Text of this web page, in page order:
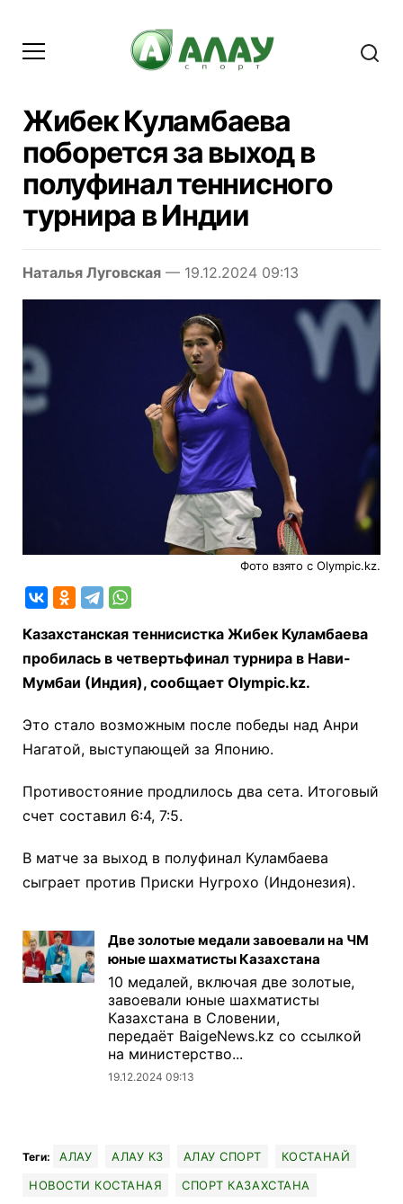
Жибек Куламбаева
поборется за выход в
полуфинал теннисного
турнира в Индии
Наталья Луговская — 19.12.2024 09:13
Фото взято с Olympic.kz.
Казахстанская теннисистка Жибек Куламбаева
пробилась в четвертьфинал турнира в Нави-
Мумбаи (Индия), сообщает Olympic.kz.
Это стало возможным после победы над Анри
Нагатой, выступающей за Японию.
Противостояние продлилось два сета. Итоговый
счет составил 6:4, 7:5.
В матче за выход в полуфинал Куламбаева
сыграет против Приски Нугрохо (Индонезия).
Две золотые медали завоевали на ЧМ
юные шахматисты Казахстана
10 медалей, включая две золотые,
завоевали юные шахматисты
Казахстана в Словении,
передаёт BaigeNews.kz со ссылкой
на министерство...
19.12.2024 09:13
Теги: АЛАУ АЛАУ КЗ АЛАУ СПОРТ
КОСТАНАЙ
НОВОСТИ КОСТАНАЯ
СПОРТ КАЗАХСТАНА